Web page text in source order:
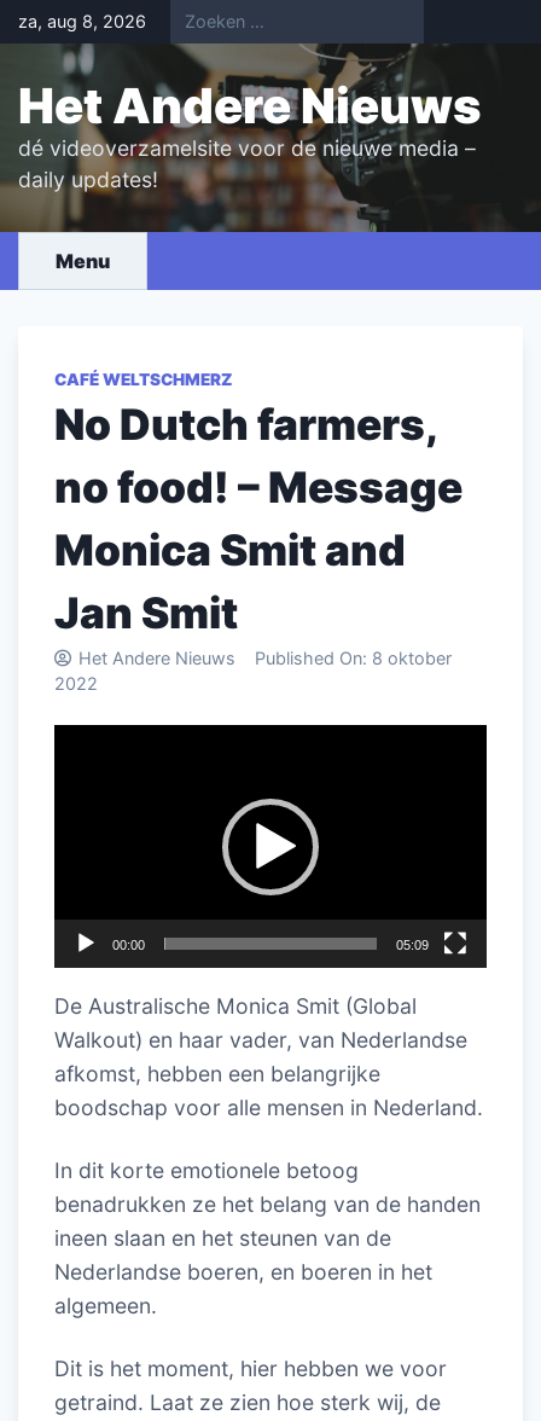
Skip
to
content
za, aug 8, 2026
Het Andere Nieuws
dé videoverzamelsite voor de nieuwe media –
daily updates!
Menu
CAFÉ WELTSCHMERZ
No Dutch farmers,
no food! – Message
Monica Smit and
Jan Smit
Het Andere Nieuws Published On: 8 oktober
2022
00:00 05:09
De Australische Monica Smit (Global
Walkout) en haar vader, van Nederlandse
afkomst, hebben een belangrijke
boodschap voor alle mensen in Nederland.
In dit korte emotionele betoog
benadrukken ze het belang van de handen
ineen slaan en het steunen van de
Nederlandse boeren, en boeren in het
algemeen.
Dit is het moment, hier hebben we voor
getraind. Laat ze zien hoe sterk wij, de